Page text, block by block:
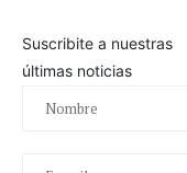
Suscribite a nuestras
últimas noticias